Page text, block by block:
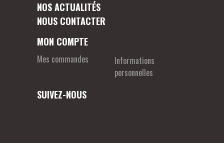
NOS ACTUALITÉS
NOUS CONTACTER
MON COMPTE
Mes commandes
Informations
personnelles
SUIVEZ-NOUS